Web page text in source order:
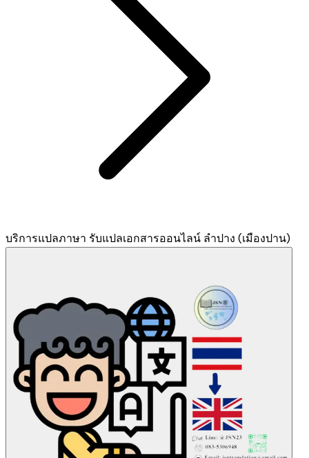
บริการแปลภาษา รับแปลเอกสารออนไลน์ ลำปาง (เมืองปาน)